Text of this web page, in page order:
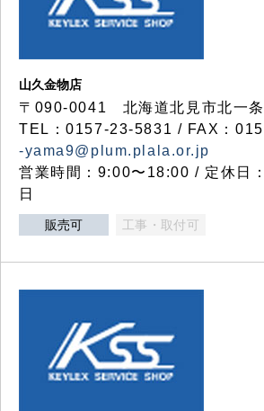
山久金物店
〒090-0041 北海道北見市北一
TEL：0157-23-5831 / FAX：
-yama9@plum.plala.or.jp
営業時間：9:00〜18:00 / 定休日
日
販売可 工事・取付可